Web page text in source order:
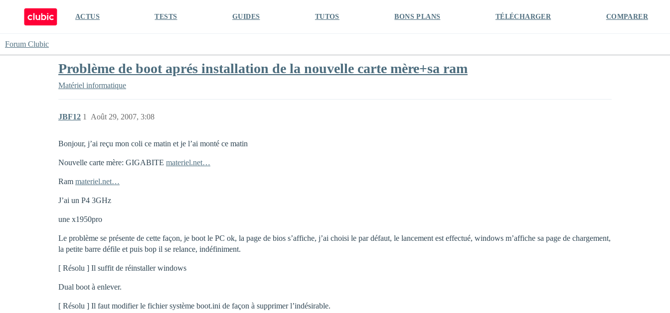
ACTUS TESTS GUIDES TUTOS BONS PLANS TÉLÉCHARGER COMPARER
Forum Clubic
Problème de boot aprés installation de la nouvelle carte mère+sa ram
Matériel informatique
JBF12 Août 29, 2007, 3:08
1
Bonjour, j’ai reçu mon coli ce matin et je l’ai monté ce matin
Nouvelle carte mère: GIGABITE materiel.net…
Ram materiel.net…
J’ai un P4 3GHz
une x1950pro
Le problème se présente de cette façon, je boot le PC ok, la page de bios s’affiche, j’ai choisi le par défaut, le lancement est effectué, windows m’affiche sa page de chargement,
la petite barre défile et puis bop il se relance, indéfiniment.
[ Résolu ] Il suffit de réinstaller windows
Dual boot à enlever.
[ Résolu ] Il faut modifier le fichier système boot.ini de façon à supprimer l’indésirable.